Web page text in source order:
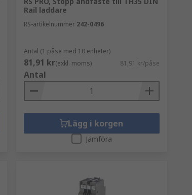
Rail laddare
RS-artikelnummer 242-0496
Antal (1 påse med 10 enheter)
81,91 kr(exkl. moms) 81,91 kr/påse
Antal
Lägg i korgen
Jämföra